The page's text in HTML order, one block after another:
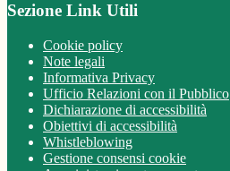
Sezione Link Utili
Cookie policy
Note legali
Informativa Privacy
Ufficio Relazioni con il Pubblico
Dichiarazione di accessibilità
Obiettivi di accessibilità
Whistleblowing
Gestione consensi cookie